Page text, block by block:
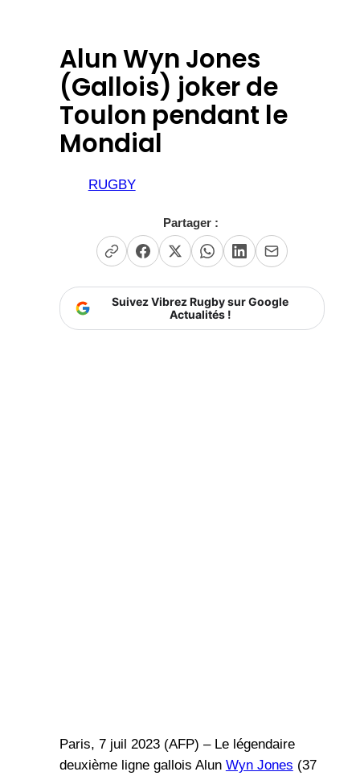
Alun Wyn Jones
(Gallois) joker de
Toulon pendant le
Mondial
RUGBY
Partager :
Suivez Vibrez Rugby sur Google
Actualités !
Paris, 7 juil 2023 (AFP) – Le légendaire
deuxième ligne gallois Alun Wyn Jones (37